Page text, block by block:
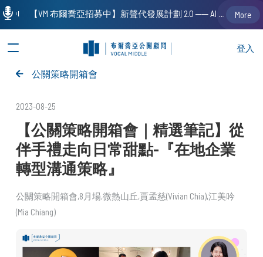
登入
公關策略開箱會
2023-08-25
【公關策略開箱會｜精選筆記】從
伴手禮走向日常甜點-『在地企業
轉型溝通策略』
公關策略開箱會 8月場微熱山丘 賈孟慈(Vivian Chia)江美吟
(Mia Chiang)
【VM 布爾喬亞招募中】新聲代發展計劃 2.0 ── AI PR 人才加速養成計劃（歡迎「應屆畢業生」、「一年以下相關 / 三年以下非相關經驗工作者」申請加入） More